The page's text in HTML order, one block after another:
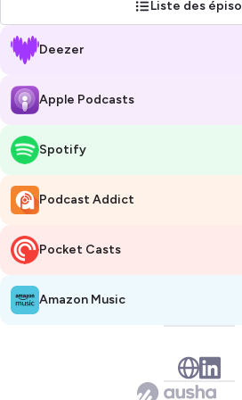
Pour en savoir plus sur Lakaa
pour plus d'informations.
Liste des
Deezer
Apple Podcasts
Spotify
Podcast Addict
Pocket Casts
Amazon Music